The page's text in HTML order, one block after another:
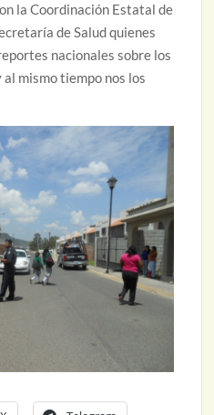
la Coordinación Estatal de
de Salud quienes
nacionales sobre los
mismo tiempo nos los